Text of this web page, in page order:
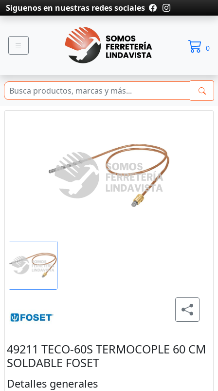
Siguenos en nuestras redes sociales
0
49211 TECO-60S TERMOCOPLE 60 CM
SOLDABLE FOSET
Detalles generales